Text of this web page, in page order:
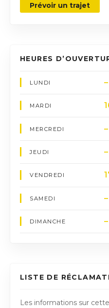
Prévoir un trajet
HEURES
LUNDI –
MARDI
MERCREDI –
JEUDI –
VENDREDI
SAMEDI –
DIMANCHE –
LISTE DE
Les informations sur